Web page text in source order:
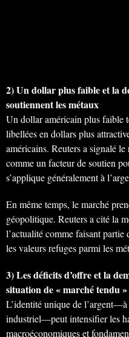
2) Un dollar plus faible et la
soutiennent les métaux
Un dollar américain plus faible
libellées en dollars plus
américains. Reuters a signalé
comme un facteur de soutien
s’applique généralement à
En même temps, le marché
géopolitique. Reuters a cité la
l’actualité comme faisant
les valeurs refuges parmi les
3) Les déficits d’offre et la
situation de « marché tendu »
L’identité unique de
industriel—peut intensifier les
macroéconomiques et